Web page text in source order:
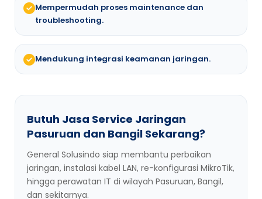
Mempermudah proses maintenance dan
troubleshooting.
Mendukung integrasi keamanan jaringan.
Butuh Jasa Service Jaringan
Pasuruan dan Bangil Sekarang?
General Solusindo siap membantu perbaikan
jaringan, instalasi kabel LAN, re-konfigurasi MikroTik,
hingga perawatan IT di wilayah Pasuruan, Bangil,
dan sekitarnya.